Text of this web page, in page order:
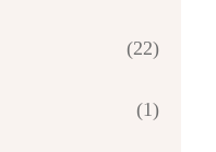
(22)
(1)